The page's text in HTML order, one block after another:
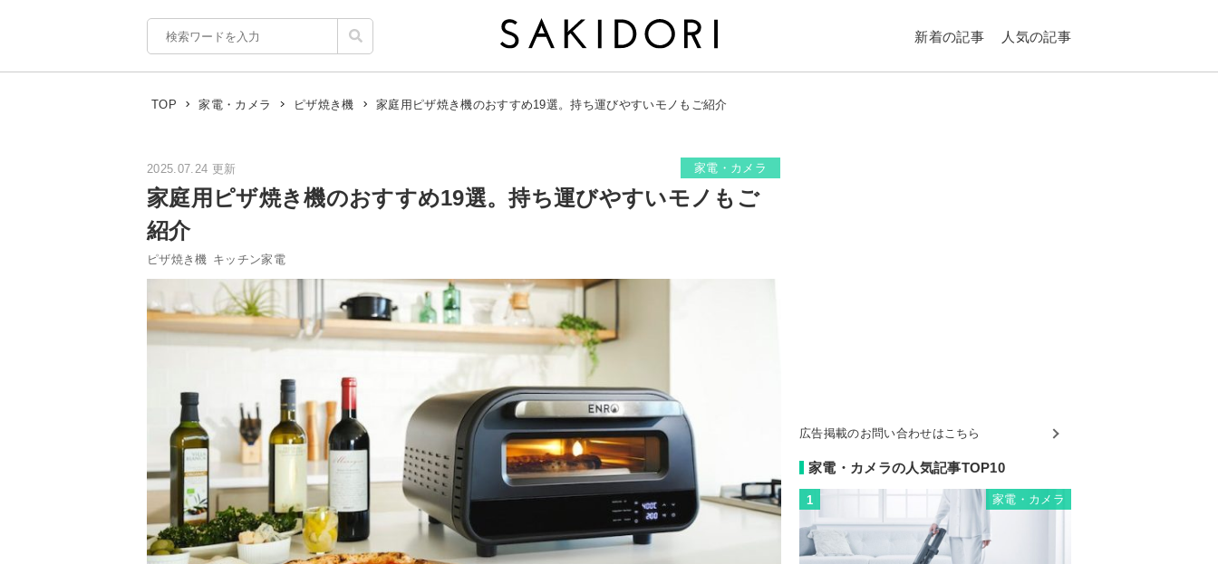
新着の記事 人気の記事
TOP 家電・カメラ ピザ焼き機 家庭用ピザ焼き機のおすすめ19選。持ち運びやすいモノもご紹介
2025.07.24 更新 家電・カメラ
家庭用ピザ焼き機のおすすめ19選。持ち運びやすいモノもご
紹介
ピザ焼き機 キッチン家電
広告掲載のお問い合わせはこちら
家電・カメラの人気記事TOP10
1 家電・カメラ